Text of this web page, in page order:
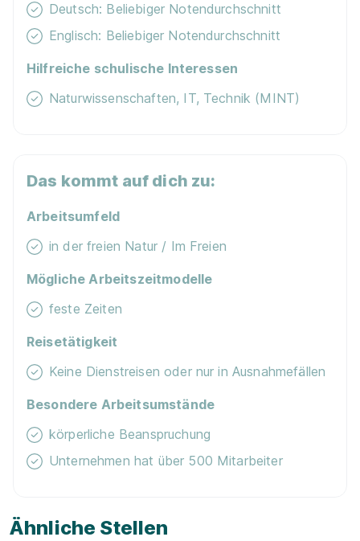
Ähnliche Stellen
Deutsch: Beliebiger Notendurchschnitt
Englisch: Beliebiger Notendurchschnitt
Hilfreiche schulische Interessen
Naturwissenschaften, IT, Technik (MINT)
Das kommt auf dich zu:
Arbeitsumfeld
in der freien Natur / Im Freien
Mögliche Arbeitszeitmodelle
feste Zeiten
Reisetätigkeit
Keine Dienstreisen oder nur in Ausnahmefällen
Besondere Arbeitsumstände
körperliche Beanspruchung
Unternehmen hat über 500 Mitarbeiter